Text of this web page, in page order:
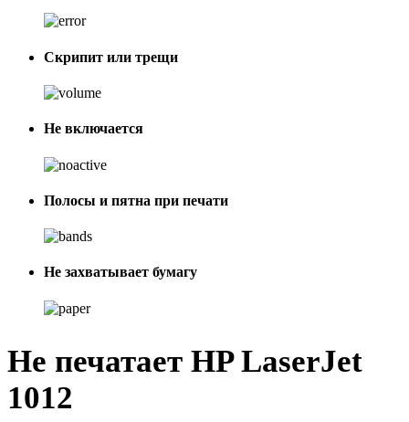
Скрипит или трещи
Не включается
Полосы и пятна при печати
Не захватывает бумагу
Не печатает HP LaserJet
1012